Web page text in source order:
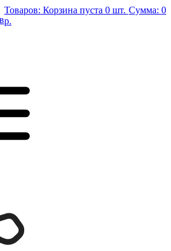
Товаров: Корзина пуста 0 шт. Сумма: 0
р.